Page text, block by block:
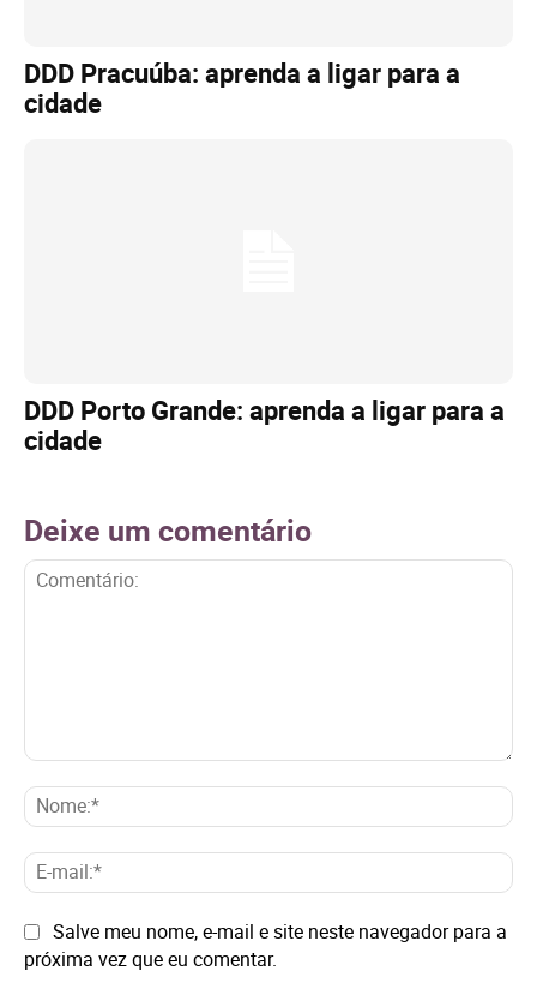
DDD Pracuúba: aprenda a ligar para a
cidade
DDD Porto Grande: aprenda a ligar para a
cidade
Deixe um comentário
E-
Site: Salve meu nome, e-mail e site neste navegador para a
próxima vez que eu comentar.